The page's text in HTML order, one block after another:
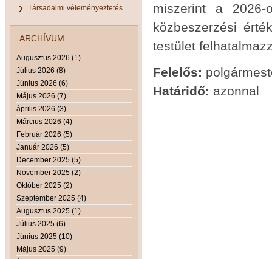
Társadalmi véleményeztetés
ARCHÍVUM
Augusztus 2026 (1)
Július 2026 (8)
Június 2026 (6)
Május 2026 (7)
április 2026 (3)
Március 2026 (4)
Február 2026 (5)
Január 2026 (5)
December 2025 (5)
November 2025 (2)
Október 2025 (2)
Szeptember 2025 (4)
Augusztus 2025 (1)
Július 2025 (6)
Június 2025 (10)
Május 2025 (9)
miszerint a
közbeszerzési
testület
Felelős:
Határidő: azonnal